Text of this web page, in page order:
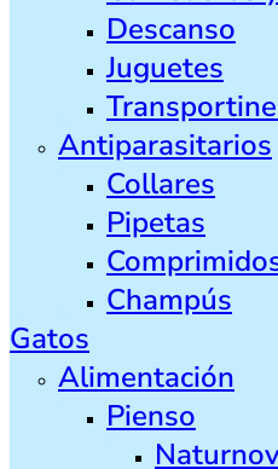
Descanso
Juguetes
Antiparasitarios
Collares
Pipetas
Champús
Gatos
Alimentación
Pienso